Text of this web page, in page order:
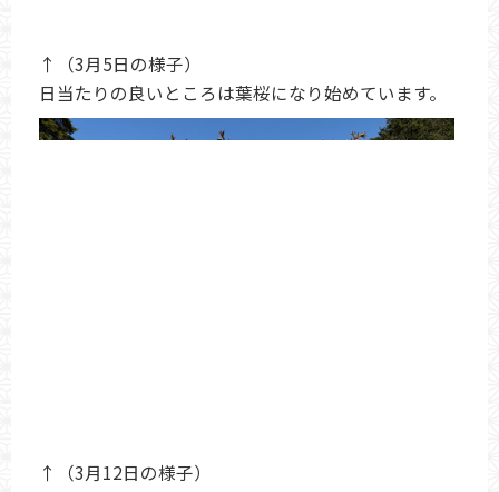
↑（3月5日の様子）
日当たりの良いところは葉桜になり始めています。
↑（3月12日の様子）